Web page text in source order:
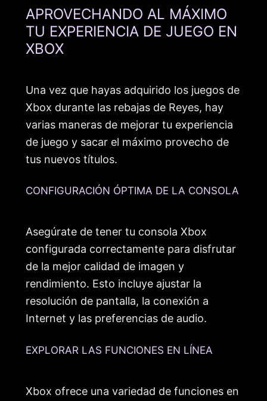
APROVECHANDO AL MÁXIMO
TU EXPERIENCIA DE JUEGO EN
XBOX
Una vez que hayas adquirido los juegos de
Xbox durante las rebajas de Reyes, hay
varias maneras de mejorar tu experiencia
de juego y sacar el máximo provecho de
tus nuevos títulos.
CONFIGURACIÓN ÓPTIMA DE LA CONSOLA
Asegúrate de tener tu consola Xbox
configurada correctamente para disfrutar
de la mejor calidad de imagen y
rendimiento. Esto incluye ajustar la
resolución de pantalla, la conexión a
Internet y las preferencias de audio.
EXPLORAR LAS FUNCIONES EN LÍNEA
Xbox ofrece una variedad de funciones en